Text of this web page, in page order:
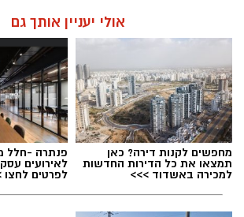
אולי יעניין אותך גם
מחפשים לקנות דירה? כאן
תמצאו את כל הדירות החדשות
למכירה באשדוד >>>
פנתרה -חלל
לאירועים
לפרטים לחצו